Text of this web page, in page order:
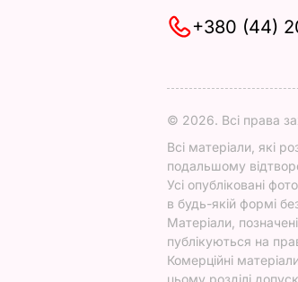
+380 (44)
© 2026. Всі права
Всі матеріали, які
подальшому
Усі опубліковані
в будь-якій формі
Матеріали,
публікуються на
Комерційні
цьому розділі